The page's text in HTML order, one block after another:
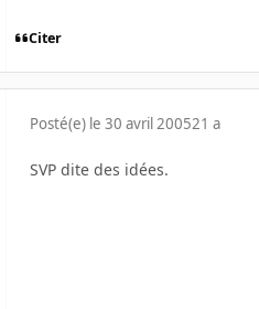
Citer
Posté(e) le 30 avril 200521 a
SVP dite des idées.